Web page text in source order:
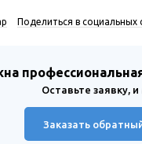
Поделиться в социальных
Оставьте заявку,
Заказать